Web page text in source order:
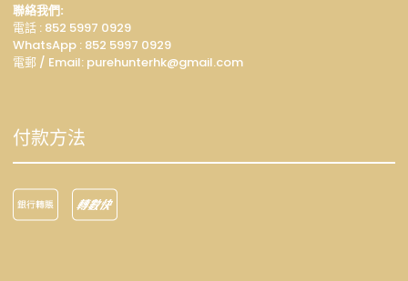
聯絡我們:
電話 : 852 5997 0929
WhatsApp : 852 5997 0929
電郵 / Email: purehunterhk@gmail.com
付款方法